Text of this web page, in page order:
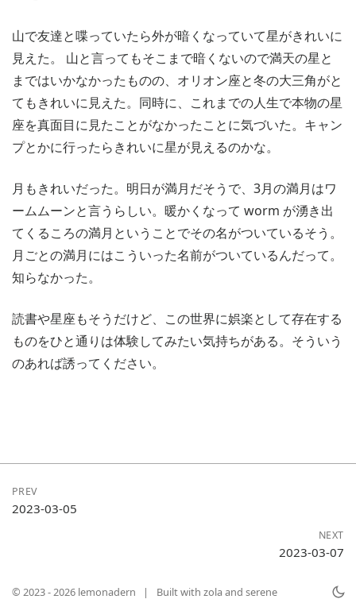
山で友達と喋っていたら外が暗くなっていて星がきれいに
見えた。 山と言ってもそこまで暗くないので満天の星と
まではいかなかったものの、オリオン座と冬の大三角がと
てもきれいに見えた。同時に、これまでの人生で本物の星
座を真面目に見たことがなかったことに気づいた。キャン
プとかに行ったらきれいに星が見えるのかな。
月もきれいだった。明日が満月だそうで、3月の満月はワ
ームムーンと言うらしい。暖かくなって worm が湧き出
てくるころの満月ということでその名がついているそう。
月ごとの満月にはこういった名前がついているんだって。
知らなかった。
読書や星座もそうだけど、この世界に娯楽として存在する
ものをひと通りは体験してみたい気持ちがある。そういう
のあれば誘ってください。
PREV
2023-03-05
NEXT
2023-03-07
© 2023 - 2026 lemonadern | Built with zola and serene